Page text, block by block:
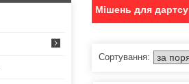
Мішень для дартсу